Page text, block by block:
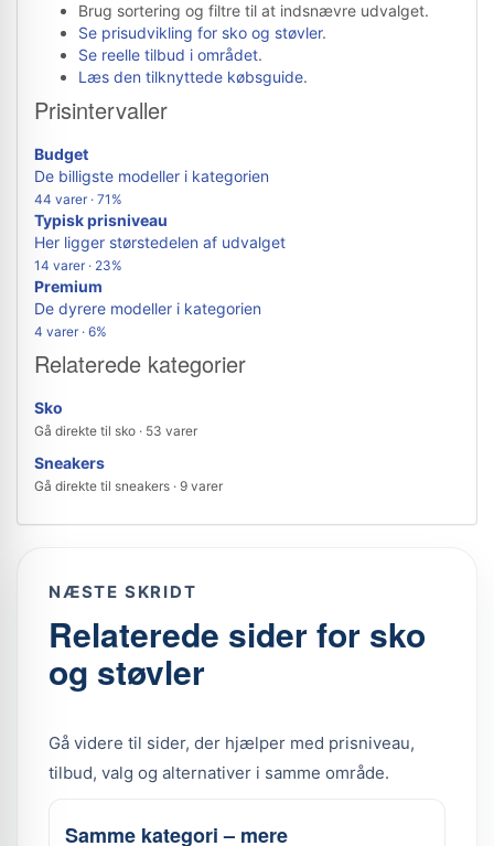
Brug sortering og filtre til at indsnævre udvalget.
Se prisudvikling for sko og støvler.
Se reelle tilbud i området.
Læs den tilknyttede købsguide.
Prisintervaller
Budget
De billigste modeller i kategorien
44 varer · 71%
Typisk prisniveau
Her ligger størstedelen af udvalget
14 varer · 23%
Premium
De dyrere modeller i kategorien
4 varer · 6%
Relaterede kategorier
Sko
Gå direkte til sko · 53 varer
Sneakers
Gå direkte til sneakers · 9 varer
NÆSTE SKRIDT
Relaterede sider for sko
og støvler
Gå videre til sider, der hjælper med prisniveau,
tilbud, valg og alternativer i samme område.
Samme kategori – mere